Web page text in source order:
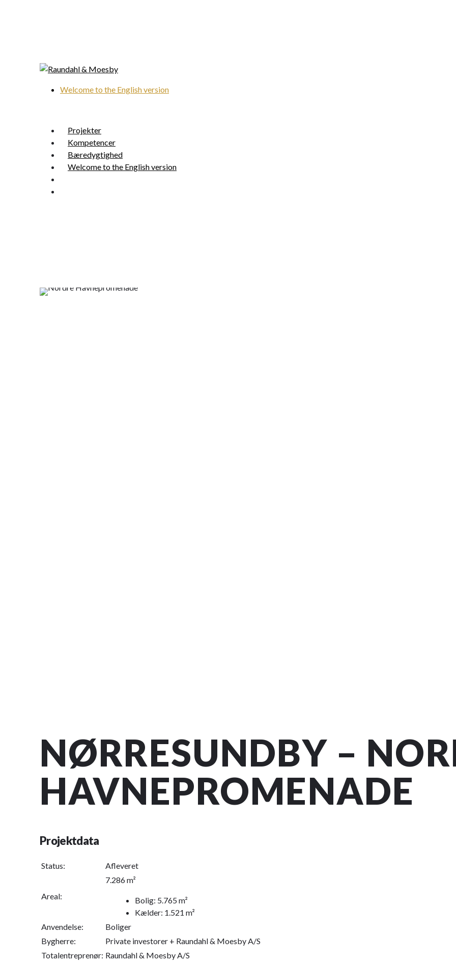
Welcome to the English version
Projekter
Kompetencer
Bæredygtighed
Welcome to the English version
NØRRESUNDBY –
HAVNEPROMENADE
Projektdata
Status: Afleveret
Areal:
7.286 m²
Bolig: 5.765 m²
Kælder: 1.521 m²
Anvendelse:
Boliger
Bygherre:
Private investorer + Raundahl & Moesby A/S
Totalentreprenør: Raundahl & Moesby A/S